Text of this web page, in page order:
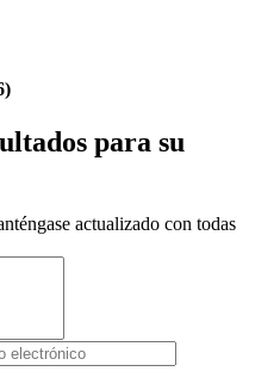
para su
actualizado con todas